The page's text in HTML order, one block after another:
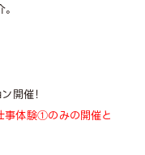
開催！
事体験①のみの開催と